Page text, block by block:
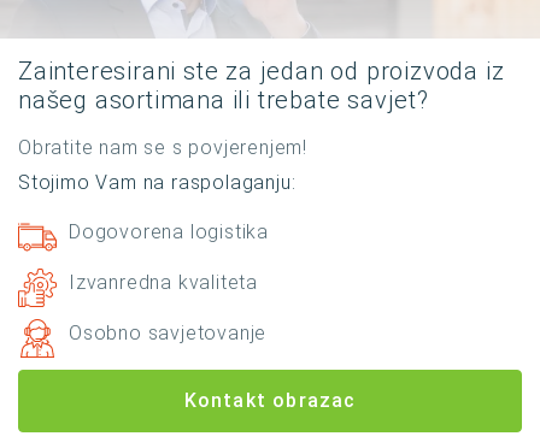
Zainteresirani ste za jedan od proizvoda iz
našeg asortimana ili trebate savjet?
Obratite nam se s povjerenjem!
Stojimo Vam na raspolaganju:
Dogovorena logistika
Izvanredna kvaliteta
Osobno savjetovanje
Kontakt obrazac